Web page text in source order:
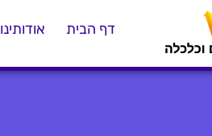
דף הבית אודותינו